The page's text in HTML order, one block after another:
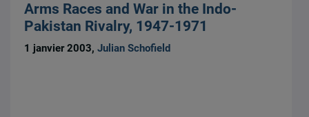
Arms Races and War in the Indo-
Pakistan Rivalry, 1947-1971
1 janvier 2003,Julian Schofield